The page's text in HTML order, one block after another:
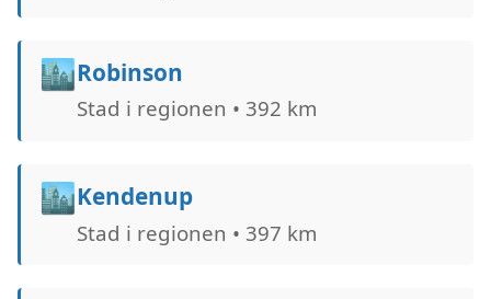
🏙️Robinson
Stad i regionen • 392 km
🏙️Kendenup
Stad i regionen • 397 km